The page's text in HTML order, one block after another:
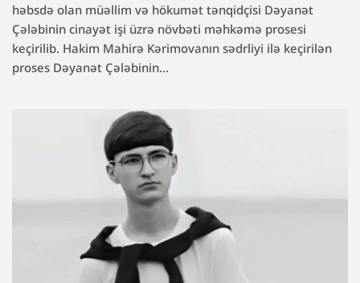
həbsdə olan müəllim və hökumət tənqidçisi Dəyanət
Çələbinin cinayət işi üzrə növbəti məhkəmə prosesi
keçirilib. Hakim Mahirə Kərimovanın sədrliyi ilə keçirilən
proses Dəyanət Çələbinin...